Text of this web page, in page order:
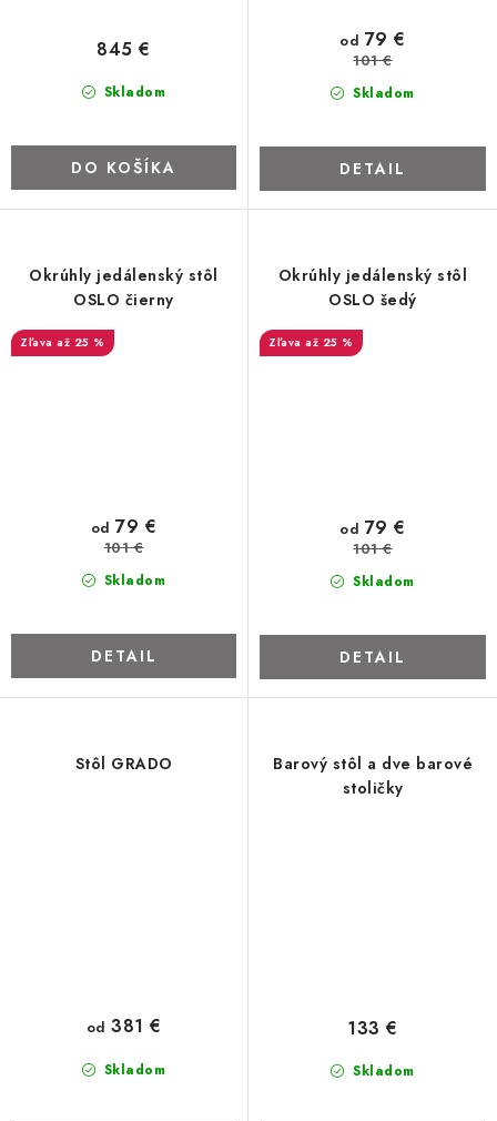
Skladom
845 €
DO KOŠÍKA
Skladom
od 79 €
101 €
DETAIL
Okrúhly jedálenský stôl
OSLO čierny
až 25 %
Skladom
od 79 €
101 €
DETAIL
Okrúhly jedálenský stôl
OSLO šedý
až 25 %
Skladom
od 79 €
101 €
DETAIL
Stôl GRADO
Skladom
od 381 €
Barový stôl a dve barové
stoličky
Skladom
133 €